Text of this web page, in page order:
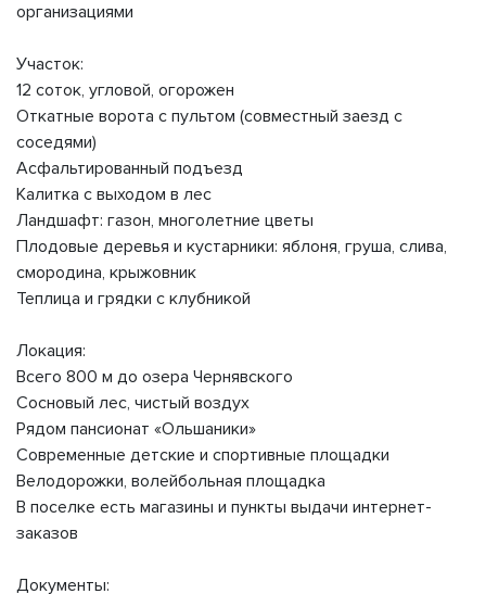
организациями
Участок:
12 соток, угловой, огорожен
Откатные ворота с пультом (совместный заезд с
соседями)
Асфальтированный подъезд
Калитка с выходом в лес
Ландшафт: газон, многолетние цветы
Плодовые деревья и кустарники: яблоня, груша, слива,
смородина, крыжовник
Теплица и грядки с клубникой
Локация:
Всего 800 м до озера Чернявского
Сосновый лес, чистый воздух
Рядом пансионат «Ольшаники»
Современные детские и спортивные площадки
Велодорожки, волейбольная площадка
В поселке есть магазины и пункты выдачи интернет-
заказов
Документы: